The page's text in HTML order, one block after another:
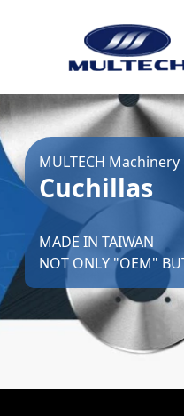
MULTECH Machinery
Cuchillas
MADE IN TAIWAN
NOT ONLY "OEM"